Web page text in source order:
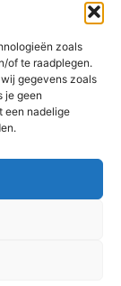
zoals
of te raadplegen.
gegevens zoals
je geen
een nadelige
80